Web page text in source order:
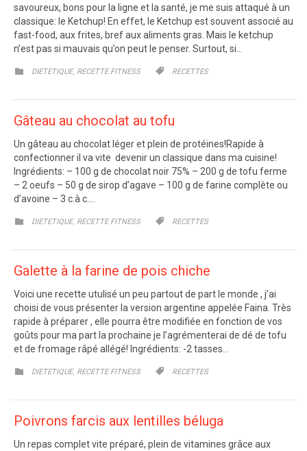
savoureux, bons pour la ligne et la santé, je me suis attaqué à un
classique: le Ketchup! En effet, le Ketchup est souvent associé au
fast-food, aux frites, bref aux aliments gras. Mais le ketchup
n’est pas si mauvais qu’on peut le penser. Surtout, si…
 CATEGORY
DIETETIQUE, RECETTE FITNESS  CATEGORY
RECETTES
Gâteau au chocolat au tofu
Un gâteau au chocolat léger et plein de protéines!Rapide à
confectionner il va vite devenir un classique dans ma cuisine!
Ingrédients: – 100 g de chocolat noir 75% – 200 g de tofu ferme
– 2 oeufs – 50 g de sirop d’agave – 100 g de farine complète ou
d’avoine – 3 c.à c….
 CATEGORY
DIETETIQUE, RECETTE FITNESS  CATEGORY
RECETTES
Galette à la farine de pois chiche
Voici une recette utulisé un peu partout de part le monde , j’ai
choisi de vous présenter la version argentine appelée Faina. Très
rapide à préparer , elle pourra être modifiée en fonction de vos
goûts pour ma part la prochaine je l’agrémenterai de dé de tofu
et de fromage râpé allégé! Ingrédients: -2 tasses…
 CATEGORY
DIETETIQUE, RECETTE FITNESS  CATEGORY
RECETTES
Poivrons farcis aux lentilles béluga
Un repas complet vite préparé, plein de vitamines grâce aux